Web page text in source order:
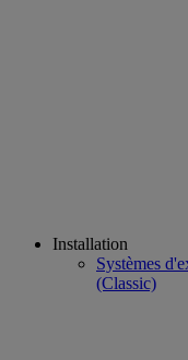
Installation
Systèmes
(Classic)